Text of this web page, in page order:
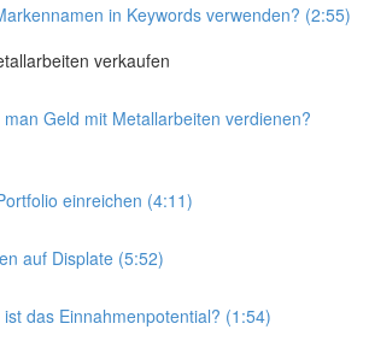
in Keywords verwenden? (2:55)
verkaufen
Geld mit Metallarbeiten verdienen?
einreichen (4:11)
auf Displate (5:52)
das Einnahmenpotential? (1:54)